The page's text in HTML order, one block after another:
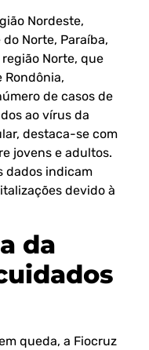
Nordeste,
Norte, Paraíba,
Norte, que
Rondônia,
de casos de
ao vírus da
destaca-se com
jovens e adultos.
dados indicam
devido à
da
queda, a Fiocruz